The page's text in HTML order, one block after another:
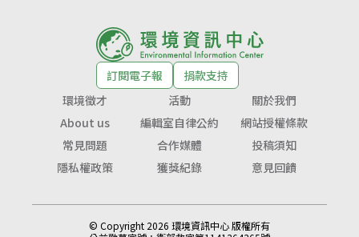
訂閱電子報
捐款支持
環境徵才
活動
關於我們
About us
編輯室自律公約
網站授權條款
常見問題
合作媒體
投稿須知
隱私權政策
獲獎紀錄 意見回饋
© Copyright 2026 環境資訊中心 版權所有